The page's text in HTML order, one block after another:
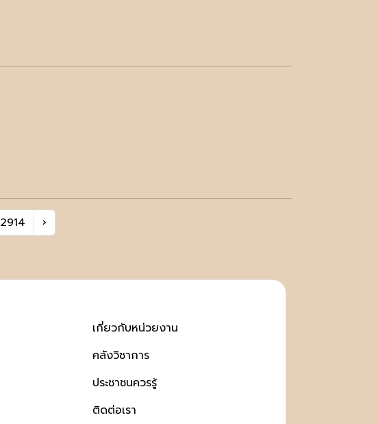
2914 ›
เกี่ยวกับหน่วยงาน
คลังวิชาการ
ประชาชนควรรู้
ติดต่อเรา